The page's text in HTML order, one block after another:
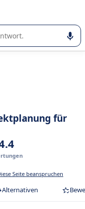
oder Auswahl
für
Seite beanspruchen
Alternativen